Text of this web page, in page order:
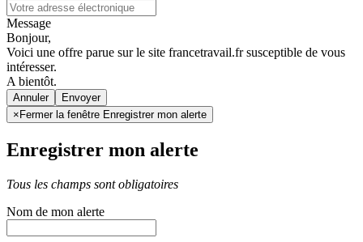
Message
Bonjour,
Voici une offre parue sur le site francetravail.fr susceptible de vous
intéresser.
A bientôt.
Annuler
× Fermer la fenêtre Enregistrer mon alerte
Enregistrer mon alerte
Tous les champs sont obligatoires
Nom de mon alerte